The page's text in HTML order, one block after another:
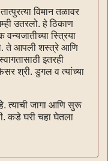
विमान तळावर
उतरलो. हे ठिकाण
स्त्रिया
ते आपली शस्त्रे आणि
इतरही
श्री. डुगल व त्यांच्या
त्याची जागा आणि सुरू
कडे घरी चहा घेतला